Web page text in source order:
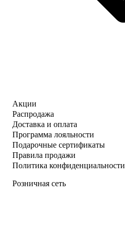
Акции
Распродажа
Доставка и оплата
Программа лояльности
Подарочные сертификаты
Правила продажи
Политика конфиденциальности
Розничная сеть